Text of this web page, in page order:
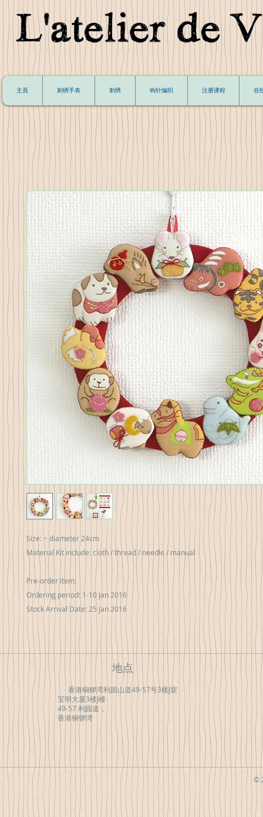
主頁 刺绣手表 刺绣 钩针编织 注册课程 在
Size: ~ diameter 24cm
Material Kit include: cloth / thread / needle / manual
Pre-order item:
Ordering period: 1-10 Jan 2016
Stock Arrival Date: 25 Jan 2016
地点
香港铜锣湾利园山道49-57号3楼J室
宝明大厦3楼J楼
49-57 利园道，
香港铜锣湾
©